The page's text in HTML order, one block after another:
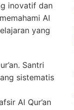
inovatif dan
Al
yang
Santri
sistematis
Al Qur’an